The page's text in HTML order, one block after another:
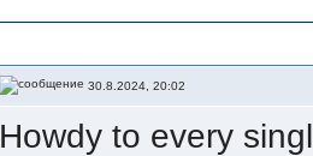
30.8.2024, 20:02
Howdy to every